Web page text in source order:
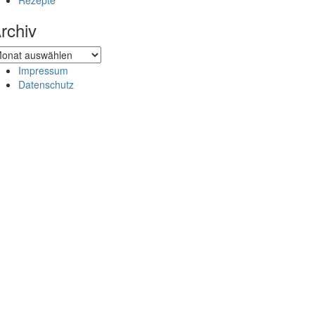
Impressum
Datenschutz